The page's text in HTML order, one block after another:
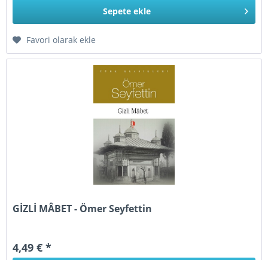
Sepete ekle
Favori olarak ekle
GİZLİ MÂBET - Ömer Seyfettin
4,49 € *